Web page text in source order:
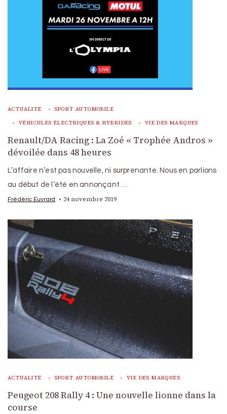
ACTUALITÉ SPORT AUTOMOBILE
VÉHICULES ÉLECTRIQUES & HYBRIDES VIE DES MARQUES
Renault/DA Racing : La Zoé « Trophée Andros »
dévoilée dans 48 heures
L’affaire n’est pas nouvelle, ni surprenante. Nous en parlions
au début de l’été en annonçant …
Frédéric Euvrard 24 novembre 2019
ACTUALITÉ SPORT AUTOMOBILE VIE DES MARQUES
Peugeot 208 Rally 4 : Une nouvelle lionne dans la
course